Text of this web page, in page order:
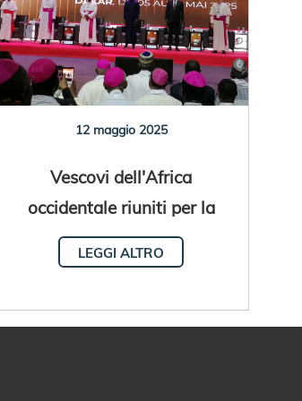
12 maggio 2025
Vescovi dell'Africa
occidentale riuniti per la
quinta Assemblea Plenaria
LEGGI ALTRO